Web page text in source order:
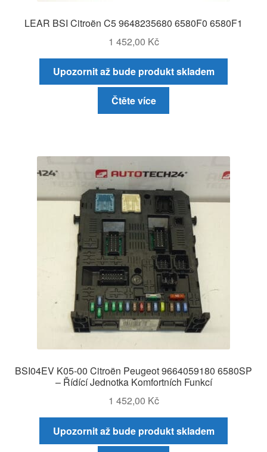
LEAR BSI Citroën C5 9648235680 6580F0 6580F1
1 452,00 Kč
Upozornit až bude produkt skladem
Čtěte více
BSI04EV K05-00 Citroën Peugeot 9664059180 6580SP
– Řídící Jednotka Komfortních Funkcí
1 452,00 Kč
Upozornit až bude produkt skladem